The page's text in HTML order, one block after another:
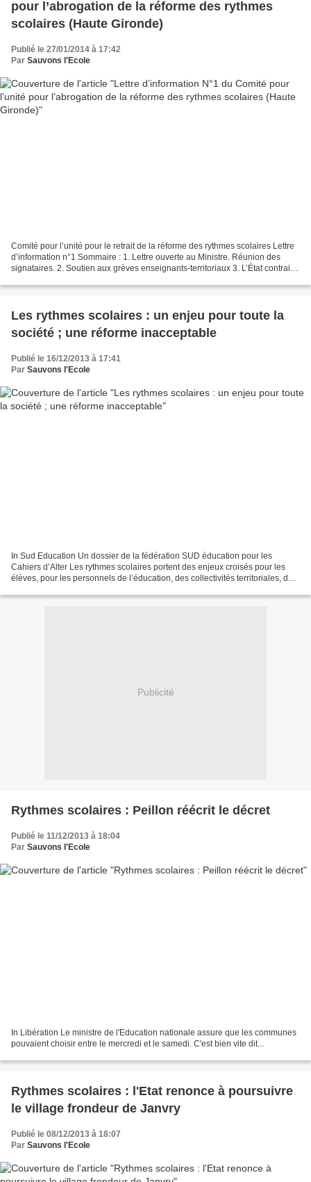
pour l’abrogation de la réforme des rythmes
scolaires (Haute Gironde)
Publié le 27/01/2014 à 17:42
Par Sauvons l'Ecole
Comité pour l’unité pour le retrait de la réforme des rythmes scolaires Lettre
d’information n°1 Sommaire : 1. Lettre ouverte au Ministre. Réunion des
signataires. 2. Soutien aux grèves enseignants-territoriaux 3. L’État contraint
Les rythmes scolaires : un enjeu pour toute la
société ; une réforme inacceptable
Publié le 16/12/2013 à 17:41
Par Sauvons l'Ecole
In Sud Education Un dossier de la fédération SUD éducation pour les
Cahiers d’Alter Les rythmes scolaires portent des enjeux croisés pour les
élèves, pour les personnels de l’éducation, des collectivités territoriales, de
Publicité
Rythmes scolaires : Peillon réécrit le décret
Publié le 11/12/2013 à 18:04
Par Sauvons l'Ecole
In Libération Le ministre de l'Education nationale assure que les communes
pouvaient choisir entre le mercredi et le samedi. C'est bien vite dit...
Rythmes scolaires : l'Etat renonce à poursuivre
le village frondeur de Janvry
Publié le 08/12/2013 à 18:07
Par Sauvons l'Ecole